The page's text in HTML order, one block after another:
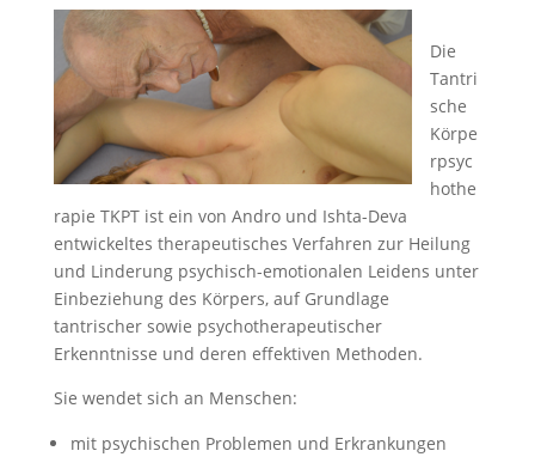
Die
Tantri
sche
Körpe
rpsyc
hothe
rapie TKPT ist ein von Andro und Ishta-Deva
entwickeltes therapeutisches Verfahren zur Heilung
und Linderung psychisch-emotionalen Leidens unter
Einbeziehung des Körpers, auf Grundlage
tantrischer sowie psychotherapeutischer
Erkenntnisse und deren effektiven Methoden.
Sie wendet sich an Menschen:
mit psychischen Problemen und Erkrankungen